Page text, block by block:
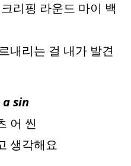
리핑 라운드 마이 백
내리는 걸 내가 발견
sin
어 씬
생각해요